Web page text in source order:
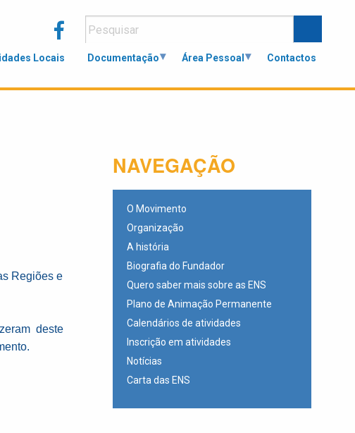
Locais Documentação Área Pessoal Contactos
Regiões e
deste
NAVEGAÇÃO
O Movimento
Organização
A história
Biografia do Fundador
Quero saber mais sobre as ENS
Plano de Animação Permanente
Calendários de atividades
Inscrição em atividades
Notícias
Carta das ENS